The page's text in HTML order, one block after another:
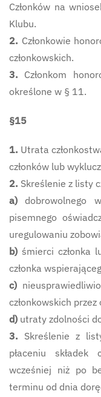
Członków na
Klubu.
2. Członkowie
członkowskich.
3. Członkom
określone w § 11.
§15
1. Utrata
członków lub
2. Skreślenie z listy
a)
dobrowolnego
pisemnego
uregulowaniu
b) śmierci członka
członka
c)
członkowskich
d) utraty zdolności
3. Skreślenie z
płaceniu składek
wcześniej niż po
terminu od dnia